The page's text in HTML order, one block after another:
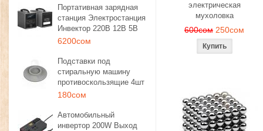
Портативная зарядная
станция Электростанция
Инвектор 220В 12В 5В
6200сом
Подставки под
стиральную машину
противоскользящие 4шт
180сом
Автомобильный
инвертор 200W Выход
электрическая
мухоловка
600сом 250сом